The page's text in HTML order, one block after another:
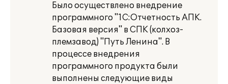
Было осуществлено внедрение
программного "1С:Отчетность АПК.
Базовая версия" в СПК (колхоз-
племзавод) "Путь Ленина". В
процессе внедрения
программного продукта были
выполнены следующие виды